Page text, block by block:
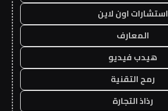
استشارات اون لاين
المعارف
هيدب فيديو
رمح التقنية
رذاذ التجارة